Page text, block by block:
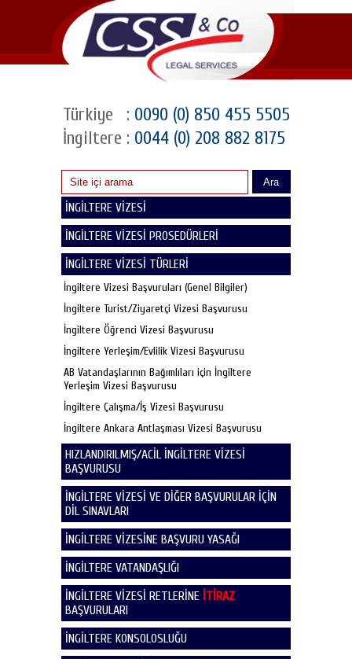
Türkiye : 0090 (0) 850 455 5505
İngiltere : 0044 (0) 208 882 8175
Ara
İNGİLTERE VİZESİ
İNGİLTERE VİZESİ PROSEDÜRLERİ
İNGİLTERE VİZESİ TÜRLERİ
İngiltere Vizesi Başvuruları (Genel Bilgiler)
İngiltere Turist/Ziyaretçi Vizesi Başvurusu
İngiltere Öğrenci Vizesi Başvurusu
İngiltere Yerleşim/Evlilik Vizesi Başvurusu
AB Vatandaşlarının Bağımlıları için İngiltere
Yerleşim Vizesi Başvurusu
İngiltere Çalışma/İş Vizesi Başvurusu
İngiltere Ankara Antlaşması Vizesi Başvurusu
HIZLANDIRILMIŞ/ACİL İNGİLTERE VİZESİ
BAŞVURUSU
İNGİLTERE VİZESİ VE DİĞER BAŞVURULAR İÇİN
DİL SINAVLARI
İNGİLTERE VİZESİNE BAŞVURU YASAĞI
İNGİLTERE VATANDAŞLIĞI
İNGİLTERE VİZESİ RETLERİNE İTİRAZ
BAŞVURULARI
İNGİLTERE KONSOLOSLUĞU